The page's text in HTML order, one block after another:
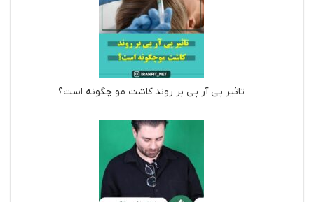
تاثیر پی آر پی بر روند کاشت مو چگونه است؟